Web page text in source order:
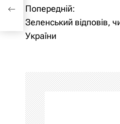
Н
а
і
г
а
Попередній:
Зеленський відповів,
України